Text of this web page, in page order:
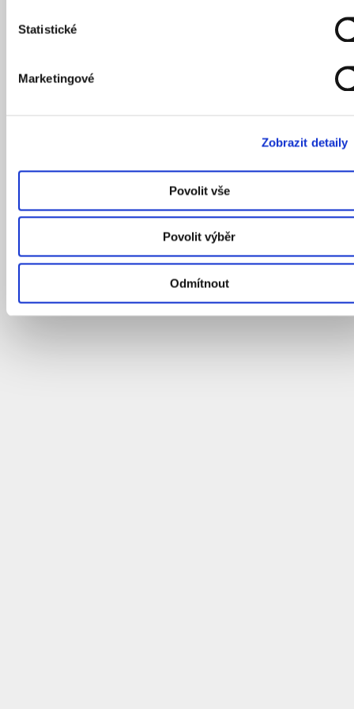
Statistické
Marketingové
Zobrazit detaily
Povolit vše
Povolit výběr
Odmítnout